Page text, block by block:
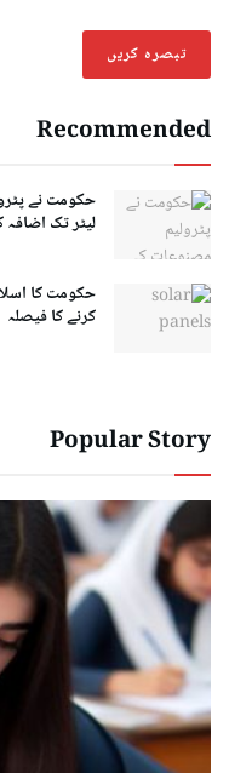
Recommended
لیٹر تک اضافہ
حکومت کا
کرنے کا فیصلہ
Popular Story